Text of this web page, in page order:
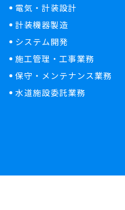
電気・計装設計
計装機器製造
システム開発
施工管理・工事業務
保守・メンテナンス業務
水道施設委託業務